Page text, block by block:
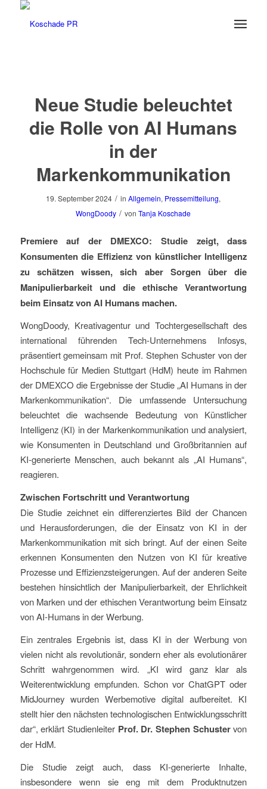
Neue Studie beleuchtet
die Rolle von AI Humans
in der
Markenkommunikation
19. September 2024 / inAllgemein, Pressemitteilung,
WongDoody / vonTanja Koschade
Premiere auf der DMEXCO: Studie zeigt, dass
Konsumenten die Effizienz von künstlicher Intelligenz
zu schätzen wissen, sich aber Sorgen über die
Manipulierbarkeit und die ethische Verantwortung
beim Einsatz von AI Humans machen.
WongDoody, Kreativagentur und Tochtergesellschaft des
international führenden Tech-Unternehmens Infosys,
präsentiert gemeinsam mit Prof. Stephen Schuster von der
Hochschule für Medien Stuttgart (HdM) heute im Rahmen
der DMEXCO die Ergebnisse der Studie „AI Humans in der
Markenkommunikation“. Die umfassende Untersuchung
beleuchtet die wachsende Bedeutung von Künstlicher
Intelligenz (KI) in der Markenkommunikation und analysiert,
wie Konsumenten in Deutschland und Großbritannien auf
KI-generierte Menschen, auch bekannt als „AI Humans“,
reagieren.
Zwischen Fortschritt und Verantwortung
Die Studie zeichnet ein differenziertes Bild der Chancen
und Herausforderungen, die der Einsatz von KI in der
Markenkommunikation mit sich bringt. Auf der einen Seite
erkennen Konsumenten den Nutzen von KI für kreative
Prozesse und Effizienzsteigerungen. Auf der anderen Seite
bestehen hinsichtlich der Manipulierbarkeit, der Ehrlichkeit
von Marken und der ethischen Verantwortung beim Einsatz
von AI-Humans in der Werbung.
Ein zentrales Ergebnis ist, dass KI in der Werbung von
vielen nicht als revolutionär, sondern eher als evolutionärer
Schritt wahrgenommen wird. „KI wird ganz klar als
Weiterentwicklung empfunden. Schon vor ChatGPT oder
MidJourney wurden Werbemotive digital aufbereitet. KI
stellt hier den nächsten technologischen Entwicklungsschritt
dar“, erklärt Studienleiter Prof. Dr. Stephen Schustervon
der HdM.
Die Studie zeigt auch, dass KI-generierte Inhalte,
insbesondere wenn sie eng mit dem Produktnutzen